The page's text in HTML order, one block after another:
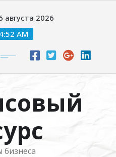
августа 2026
AM
бизнеса